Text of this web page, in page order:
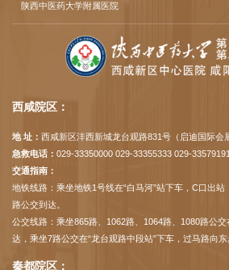
陕西中医药大学附属医院
西咸院区：
地 址： 西咸新区沣西新城龙台观路831号（启迪国际会
急救电话： 029-33350000 029-33355333 029-33579191
交通指南：
地铁线路：乘坐地铁1号线在“白马河”站下车，C口出
路公交到达。
公交线路：乘坐865路、1062路、1064路、1080路公交
达，乘坐7路公交在“龙台观路中段站”下车，过马路向东
秦都院区：